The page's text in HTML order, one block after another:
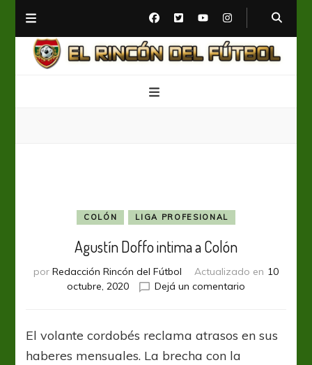
COLÓN LIGA PROFESIONAL
Agustín Doffo intima a Colón
por Redacción Rincón del Fútbol Actualizado en 10
octubre, 2020
Dejá un comentario
a
El volante cordobés reclama atrasos en sus
haberes mensuales. La brecha con la